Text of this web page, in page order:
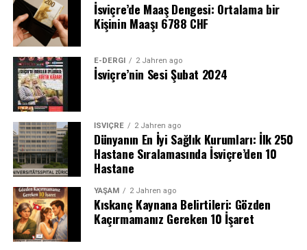
İsviçre’de Maaş Dengesi: Ortalama bir
Kişinin Maaşı 6788 CHF
E-DERGI 2 Jahren ago
İsviçre’nin Sesi Şubat 2024
İSVIÇRE 2 Jahren ago
Dünyanın En İyi Sağlık Kurumları: İlk 250
Hastane Sıralamasında İsviçre’den 10
Hastane
YAŞAM 2 Jahren ago
Kıskanç Kaynana Belirtileri: Gözden
Kaçırmamanız Gereken 10 İşaret